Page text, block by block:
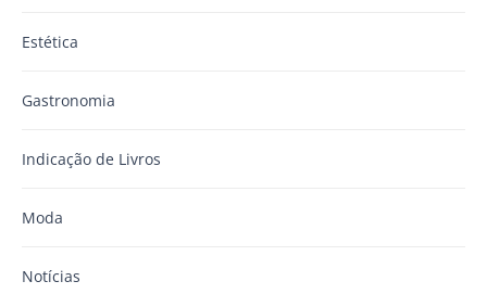
Estética
Gastronomia
Indicação de Livros
Moda
Notícias